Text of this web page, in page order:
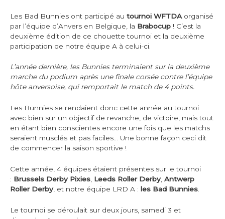
Les Bad Bunnies ont participé au tournoi WFTDA organisé
par l’équipe d’Anvers en Belgique, la Brabocup ! C’est la
deuxième édition de ce chouette tournoi et la deuxième
participation de notre équipe A à celui-ci.
L’année dernière, les Bunnies terminaient sur la deuxième
marche du podium après une finale corsée contre l’équipe
hôte anversoise, qui remportait le match de 4 points.
Les Bunnies se rendaient donc cette année au tournoi
avec bien sur un objectif de revanche, de victoire, mais tout
en étant bien conscientes encore une fois que les matchs
seraient musclés et pas faciles… Une bonne façon ceci dit
de commencer la saison sportive !
Cette année, 4 équipes étaient présentes sur le tournoi
: Brussels Derby Pixies Leeds Roller Derby, Antwerp
Roller Derby, et notre équipe LRD A : les Bad Bunnies
Le tournoi se déroulait sur deux jours, samedi 3 et